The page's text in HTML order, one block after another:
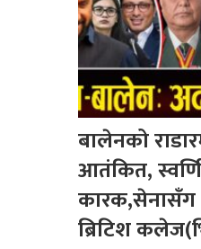
बालेनको
आतंकित,
ब्रिटिश